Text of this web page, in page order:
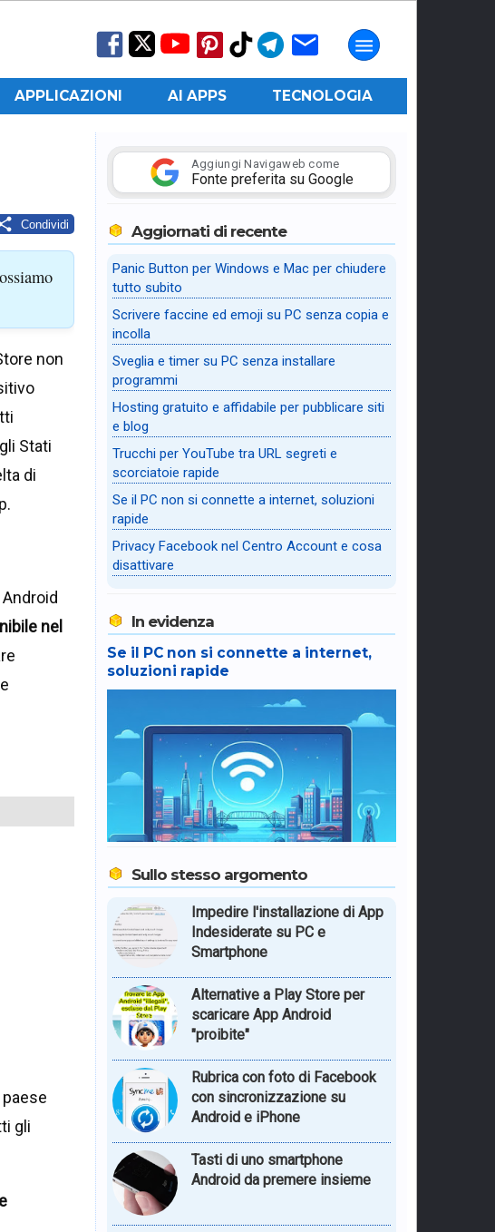
APPLICAZIONI AI APPS TECNOLOGIA
Condividi
non
Stati
di
nel
gli
Aggiungi Navigaweb come
Fonte preferita su Google
Aggiornati di recente
Panic Button per Windows e Mac per chiudere
tutto subito
Scrivere faccine ed emoji su PC senza copia e
incolla
Sveglia e timer su PC senza installare
programmi
Hosting gratuito e affidabile per pubblicare siti
e blog
Trucchi per YouTube tra URL segreti e
scorciatoie rapide
Se il PC non si connette a internet, soluzioni
rapide
Privacy Facebook nel Centro Account e cosa
disattivare
In evidenza
Se il PC non si connette a internet,
soluzioni rapide
Sullo stesso argomento
Impedire l'installazione di App
Indesiderate su PC e
Smartphone
Alternative a Play Store per
scaricare App Android
"proibite"
Rubrica con foto di Facebook
con sincronizzazione su
Android e iPhone
Tasti di uno smartphone
Android da premere insieme